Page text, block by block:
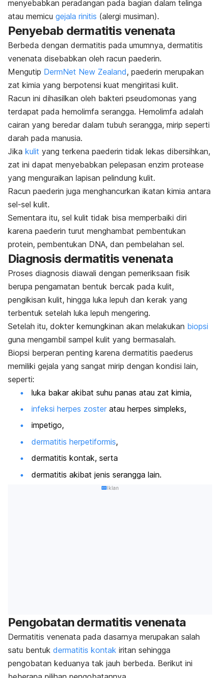
menyebabkan peradangan pada bagian dalam telinga
atau memicu gejala rinitis (alergi musiman).
Penyebab dermatitis venenata
Berbeda dengan dermatitis pada umumnya, dermatitis
venenata disebabkan oleh racun paederin.
Mengutip DermNet New Zealand, paederin merupakan
zat kimia yang berpotensi kuat mengiritasi kulit.
Racun ini dihasilkan oleh bakteri pseudomonas yang
terdapat pada hemolimfa serangga. Hemolimfa adalah
cairan yang beredar dalam tubuh serangga, mirip seperti
darah pada manusia.
Jika kulit yang terkena paederin tidak lekas dibersihkan,
zat ini dapat menyebabkan pelepasan enzim protease
yang menguraikan lapisan pelindung kulit.
Racun paederin juga menghancurkan ikatan kimia antara
sel-sel kulit.
Sementara itu, sel kulit tidak bisa memperbaiki diri
karena paederin turut menghambat pembentukan
protein, pembentukan DNA, dan pembelahan sel.
Diagnosis dermatitis venenata
Proses diagnosis diawali dengan pemeriksaan fisik
berupa pengamatan bentuk bercak pada kulit,
pengikisan kulit, hingga luka lepuh dan kerak yang
terbentuk setelah luka lepuh mengering.
Setelah itu, dokter kemungkinan akan melakukan biopsi
guna mengambil sampel kulit yang bermasalah.
Biopsi berperan penting karena dermatitis paederus
memiliki gejala yang sangat mirip dengan kondisi lain,
seperti:
luka bakar akibat suhu panas atau zat kimia,
infeksi herpes zoster atau herpes simpleks,
impetigo,
dermatitis herpetiformis,
dermatitis kontak, serta
dermatitis akibat jenis serangga lain.
Iklan
Pengobatan dermatitis venenata
Dermatitis venenata pada dasarnya merupakan salah
satu bentuk dermatitis kontak iritan sehingga
pengobatan keduanya tak jauh berbeda. Berikut ini